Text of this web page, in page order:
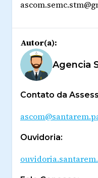
Autor(a):
Agencia
Contato da
Ouvidoria: